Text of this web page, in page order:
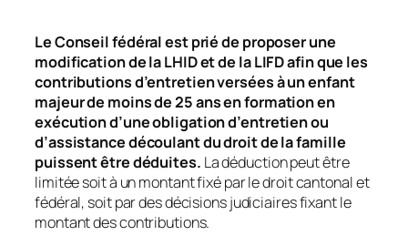
Le Conseil fédéral est prié de proposer une
modification de la LHID et de la LIFD afin que les
contributions d’entretien versées à un enfant
majeur de moins de 25 ans en formation en
exécution d’une obligation d’entretien ou
d’assistance découlant du droit de la famille
puissent être déduites. La déduction peut être
limitée soit à un montant fixé par le droit cantonal et
fédéral, soit par des décisions judiciaires fixant le
montant des contributions.